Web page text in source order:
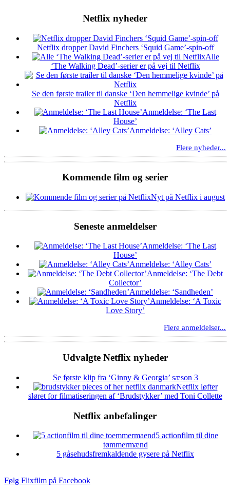
Netflix nyheder
Netflix dropper David Finchers ‘Squid Game’-spin-off
Alle
‘The Walking Dead’-serier er på vej til Netflix
Se den første trailer til danske ‘Den hemmelige kvinde’ på
Netflix
Anmeldelse: ‘The Last
House’
Anmeldelse: ‘Alley Cats’
Flere nyheder...
Kommende film og serier
Nyt på Netflix i august
Seneste anmeldelser
Anmeldelse: ‘The Last
House’
Anmeldelse: ‘Alley Cats’
Anmeldelse: ‘The Debt
Collector’
Anmeldelse: ‘Sandheden’
Anmeldelse: ‘A Toxic
Love Story’
Flere anmeldelser...
Udvalgte Netflix nyheder
Se første klip fra ‘Ginny & Georgia’ sæson 3
Netflix løfter
sløret for filmatiseringen af ‘Brudstykker’ med Toni Collette
Netflix anbefalinger
5 actionfilm til dine
tømmermænd
5 gåsehudsfremkaldende gysere på Netflix
Følg Flixfilm på Facebook